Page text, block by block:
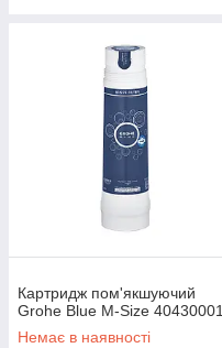
Картридж пом'якшуючий
Grohe Blue M-Size 40430001
Немає в наявності